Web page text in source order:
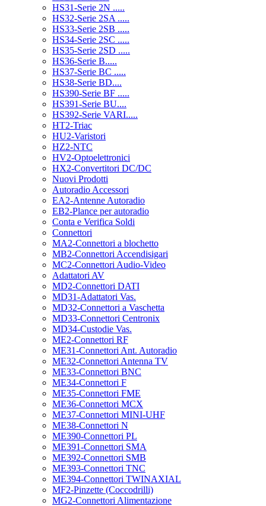
HS31-Serie 2N .....
HS32-Serie 2SA .....
HS33-Serie 2SB .....
HS34-Serie 2SC .....
HS35-Serie 2SD .....
HS36-Serie B.....
HS37-Serie BC .....
HS38-Serie BD....
HS390-Serie BF .....
HS391-Serie BU....
HS392-Serie VARI.....
HT2-Triac
HU2-Varistori
HZ2-NTC
HV2-Optoelettronici
HX2-Convertitori DC/DC
Nuovi Prodotti
Autoradio Accessori
EA2-Antenne Autoradio
EB2-Plance per autoradio
Conta e Verifica Soldi
Connettori
MA2-Connettori a blochetto
MB2-Connettori Accendisigari
MC2-Connettori Audio-Video
Adattatori AV
MD2-Connettori DATI
MD31-Adattatori Vas.
MD32-Connettori a Vaschetta
MD33-Connettori Centronix
MD34-Custodie Vas.
ME2-Connettori RF
ME31-Connettori Ant. Autoradio
ME32-Connettori Antenna TV
ME33-Connettori BNC
ME34-Connettori F
ME35-Connettori FME
ME36-Connettori MCX
ME37-Connettori MINI-UHF
ME38-Connettori N
ME390-Connettori PL
ME391-Connettori SMA
ME392-Connettori SMB
ME393-Connettori TNC
ME394-Connettori TWINAXIAL
MF2-Pinzette (Coccodrilli)
MG2-Connettori Alimentazione